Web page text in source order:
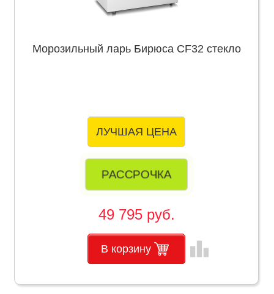
Морозильный ларь Бирюса CF32 стекло
ЛУЧШАЯ ЦЕНА
РАССРОЧКА
49 795 руб.
В корзину leaderboard